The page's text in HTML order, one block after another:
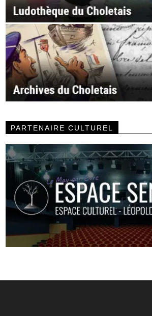
PARTENAIRE CULTUREL